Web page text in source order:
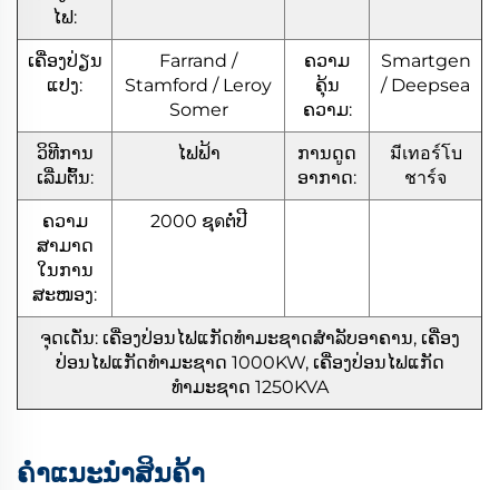
ໄຟ:
ເຄື່ອງປ່ຽນ
ແປງ:
Farrand /
Stamford / Leroy
Somer
ຄວາມ
ຄຸ້ນ
ຄວາມ:
Smartgen
/ Deepsea
ວິທີການ
ເລີ່ມຕົ້ນ:
ໄຟຟ້າ
ການດູດ
ອາກາດ:
มีเทอร์โบ
ชาร์จ
ຄວາມ
ສາມາດ
ໃນການ
ສະໜອງ:
2000 ຊุดຕໍ່ປີ
ຈຸດເດັ່ນ: ເຄື່ອງປ່ອນໄຟແກັດທຳມະຊາດສຳລັບອາຄານ, ເຄື່ອງ
ປ່ອນໄຟແກັດທຳມະຊາດ 1000KW, ເຄື່ອງປ່ອນໄຟແກັດ
ທຳມະຊາດ 1250KVA
ຄຳແນະນຳສິນຄ້າ